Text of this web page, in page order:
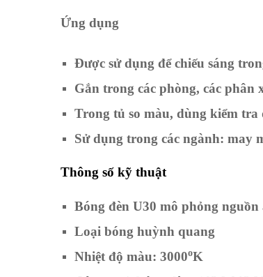
Ứng dụng
Được sử dụng để chiếu sáng
Gắn trong các phòng, các phân
Trong tủ so màu, dùng kiểm tra
Sử dụng trong các ngành: may
Thông số kỹ thuật
Bóng đèn U30 mô phỏng
Loại bóng huỳnh quang
Nhiệt độ màu: 3000oK